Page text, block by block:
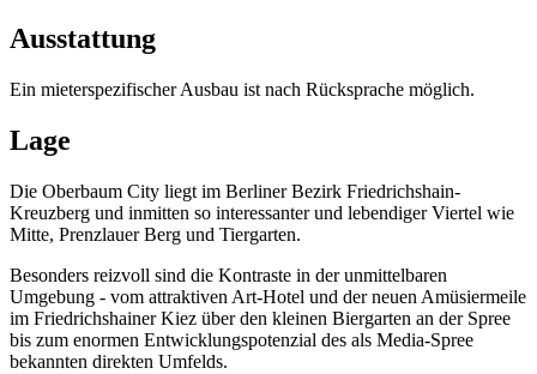
Ausstattung
Ein mieterspezifischer Ausbau ist nach Rücksprache möglich.
Lage
Die Oberbaum City liegt im Berliner Bezirk Friedrichshain-
Kreuzberg und inmitten so interessanter und lebendiger Viertel wie
Mitte, Prenzlauer Berg und Tiergarten.
Besonders reizvoll sind die Kontraste in der unmittelbaren
Umgebung - vom attraktiven Art-Hotel und der neuen Amüsiermeile
im Friedrichshainer Kiez über den kleinen Biergarten an der Spree
bis zum enormen Entwicklungspotenzial des als Media-Spree
bekannten direkten Umfelds.